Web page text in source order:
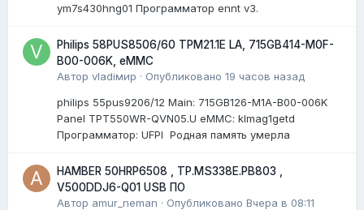
ym7s430hng01 Программатор ennt v3.
Philips 58PUS8506/60 TPM21.1E LA, 715GB414-M0F-
B00-006K, eMMC
Автор vladiмир · Опубликовано 19 часов назад
philips 55pus9206/12 Мain: 715GB126-M1A-B00-006K
Panel TPT550WR-QVN05.U eMMC: klmag1getd
Программатор: UFPI Родная память умерла
HAMBER 50HRP6508 , TP.MS338E.PB803 ,
V500DDJ6-Q01 USB ПО
Автор amur_neman · Опубликовано Вчера в 08:11